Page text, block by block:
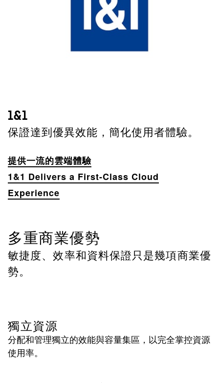
1&1
保證達到優異效能，簡化使用者體驗。
提供一流的雲端體驗
1&1 Delivers a First-Class Cloud
Experience
多重商業優勢
敏捷度、效率和資料保證只是幾項商業優
勢。
獨立資源
分配和管理獨立的效能與容量集區，以完全掌控資源
使用率。